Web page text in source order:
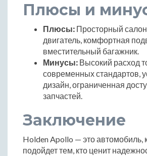
Плюсы и
Плюсы: Просторный
двигатель, комфортная
вместительный багажник.
Минусы: Высокий расход
современных стандартов,
дизайн, ограниченная
запчастей.
Заключение
Holden Apollo — это автомобиль,
подойдет тем, кто ценит